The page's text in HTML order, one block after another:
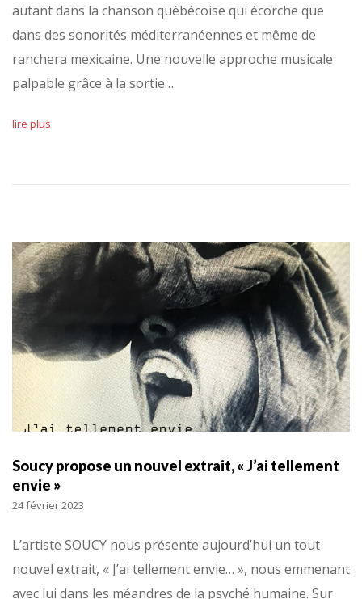
autant dans la chanson québécoise qui écorche que
dans des sonorités méditerranéennes et même de
ranchera mexicaine. Une nouvelle approche musicale
palpable grâce à la sortie…
lire plus
Soucy propose un nouvel extrait, « J’ai tellement
envie »
24 février 2023
L’artiste SOUCY nous présente aujourd’hui un tout
nouvel extrait, « J’ai tellement envie… », nous emmenant
avec lui dans les méandres de la psyché humaine. Sur